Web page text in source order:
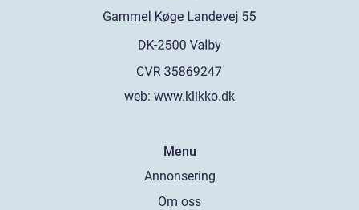
web: www.klikko.dk
Menu
Annonsering
Om oss